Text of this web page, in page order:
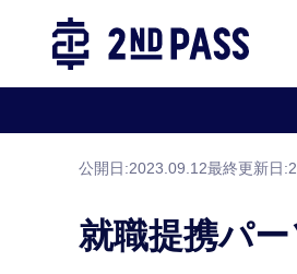
TOP パーソ
公開日:2023.09.12最終更新日:
就職提携パ